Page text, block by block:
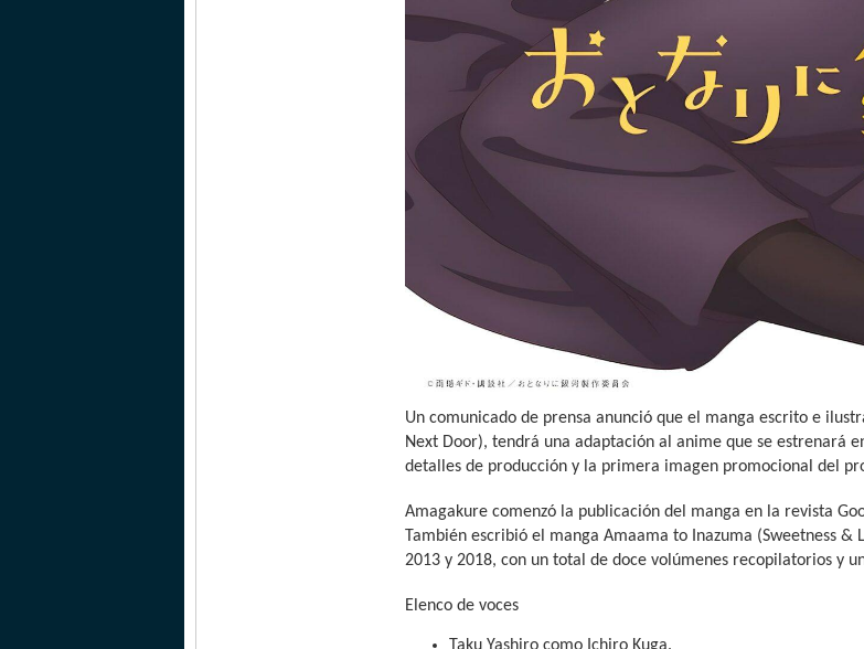
Un comunicado de prensa anunció que el manga escrito e
Next Door), tendrá una adaptación al anime que se estrenará
detalles de producción y la primera imagen promocional del
Amagakure comenzó la publicación del manga en la revista
También escribió el manga Amaama to Inazuma (Sweetness
2013 y 2018, con un total de doce volúmenes recopilatorios y
Elenco de voces